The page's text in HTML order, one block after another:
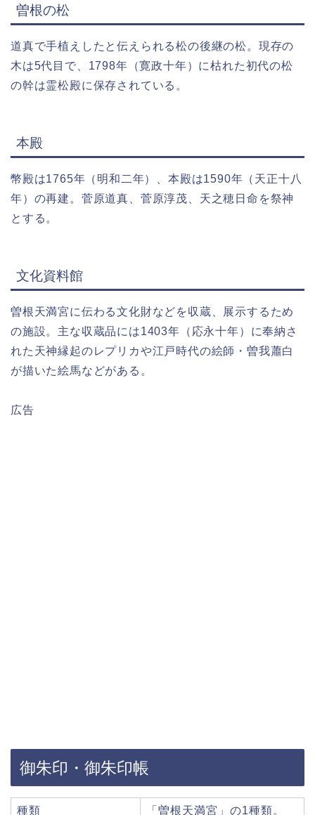
曽根の松
道真で手植えしたと伝えられる松の後継の松。現存の
木は5代目で、1798年（寛政十年）に枯れた初代の松
の幹は霊松殿に保存されている。
本殿
幣殿は1765年（明和二年）、本殿は1590年（天正十八
年）の再建。菅原道真、菅原淳茂、天之穂日命を祭神
とする。
文化資料館
曽根天満宮に伝わる文化財などを収蔵、展示するため
の施設。主な収蔵品には1403年（応永十年）に奉納さ
れた天神縁起のレプリカや江戸時代の絵師・曽我蕭白
が描いた絵馬などがある。
広告
御朱印・御朱印帳
種類 「曽根天満宮」の1種類。